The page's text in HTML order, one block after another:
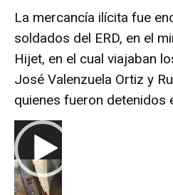
La mercancía ilícita fue
soldados del ERD, en el
Hijet, en el cual viajaban
José Valenzuela Ortiz y
quienes fueron detenidos
R
e
p
r